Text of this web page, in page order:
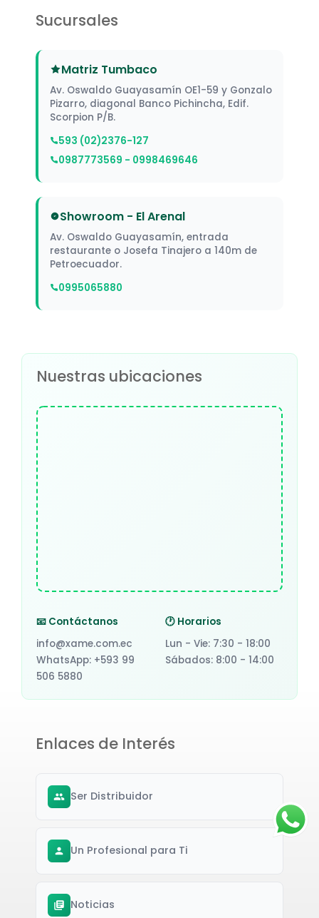
Sucursales
Matriz Tumbaco
Av. Oswaldo Guayasamín OE1-59 y Gonzalo
Pizarro, diagonal Banco Pichincha, Edif.
Scorpion P/B.
593 (02)2376-127
0987773569 - 0998469646
Showroom - El Arenal
Av. Oswaldo Guayasamín, entrada
restaurante o Josefa Tinajero a 140m de
Petroecuador.
0995065880
Nuestras ubicaciones
📧 Contáctanos
info@xame.com.ec
WhatsApp: +593 99
506 5880
🕐 Horarios
Lun - Vie: 7:30 - 18:00
Sábados: 8:00 - 14:00
Enlaces de Interés
Ser Distribuidor
Un Profesional para Ti
Noticias